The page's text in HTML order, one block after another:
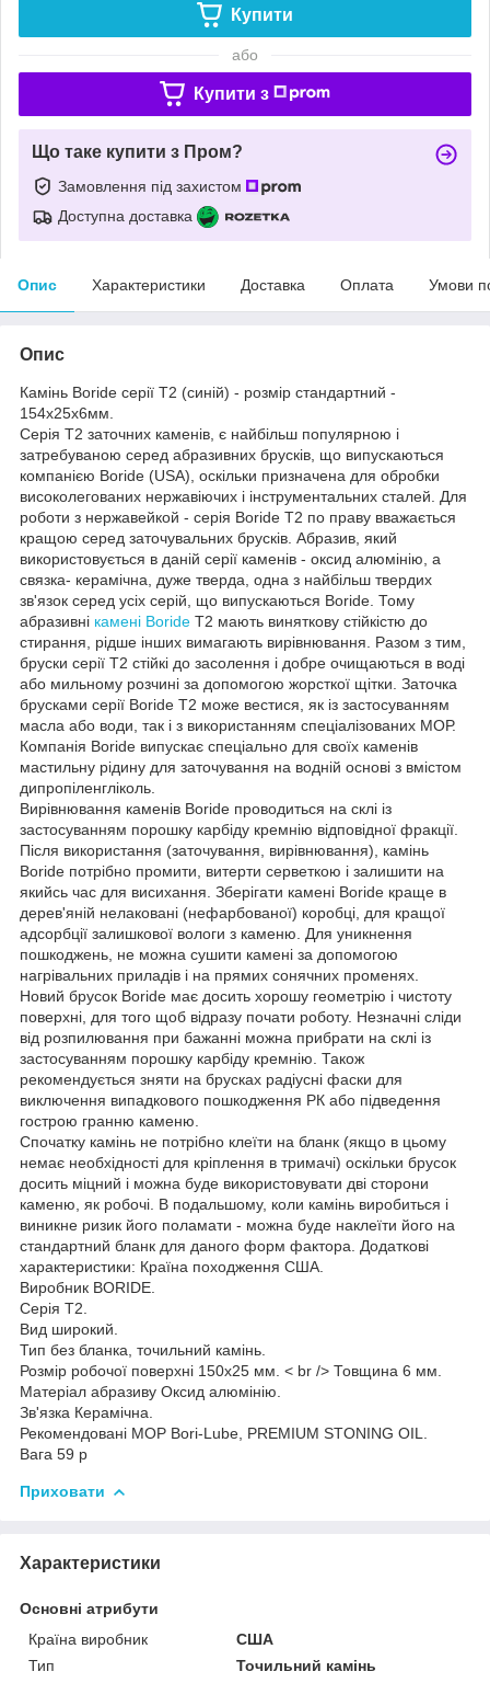
Купити
або
Купити з
Що таке купити з Пром?
Замовлення під захистом
Доступна доставка
Опис Характеристики Доставка Оплата Умови
Опис
Камінь Boride серії Т2 (синій) - розмір стандартний -
154х25х6мм.
Серія T2 заточних каменів, є найбільш популярною і
затребуваною серед абразивних брусків, що випускаються
компанією Boride (USA), оскільки призначена для обробки
високолегованих нержавіючих і інструментальних сталей. Для
роботи з нержавейкой - серія Boride Т2 по праву вважається
кращою серед заточувальних брусків. Абразив, який
використовується в даній серії каменів - оксид алюмінію, а
связка- керамічна, дуже тверда, одна з найбільш твердих
зв'язок серед усіх серій, що випускаються Boride. Тому
абразивні камені Boride T2 мають виняткову стійкістю до
стирання, рідше інших вимагають вирівнювання. Разом з тим,
бруски серії Т2 стійкі до засолення і добре очищаються в воді
або мильному розчині за допомогою жорсткої щітки. Заточка
брусками серії Boride T2 може вестися, як із застосуванням
масла або води, так і з використанням спеціалізованих МОР.
Компанія Boride випускає спеціально для своїх каменів
мастильну рідину для заточування на водній основі з вмістом
дипропіленгліколь.
Вирівнювання каменів Boride проводиться на склі із
застосуванням порошку карбіду кремнію відповідної фракції.
Після використання (заточування, вирівнювання), камінь
Boride потрібно промити, витерти серветкою і залишити на
якийсь час для висихання. Зберігати камені Boride краще в
дерев'яній нелаковані (нефарбованої) коробці, для кращої
адсорбції залишкової вологи з каменю. Для уникнення
пошкоджень, не можна сушити камені за допомогою
нагрівальних приладів і на прямих сонячних променях.
Новий брусок Boride має досить хорошу геометрію і чистоту
поверхні, для того щоб відразу почати роботу. Незначні сліди
від розпилювання при бажанні можна прибрати на склі із
застосуванням порошку карбіду кремнію. Також
рекомендується зняти на брусках радіусні фаски для
виключення випадкового пошкодження РК або підведення
гострою гранню каменю.
Спочатку камінь не потрібно клеїти на бланк (якщо в цьому
немає необхідності для кріплення в тримачі) оскільки брусок
досить міцний і можна буде використовувати дві сторони
каменю, як робочі. В подальшому, коли камінь виробиться і
виникне ризик його поламати - можна буде наклеїти його на
стандартний бланк для даного форм фактора. Додаткові
характеристики: Країна походження США.
Виробник BORIDE.
Серія T2.
Вид широкий.
Тип без бланка, точильний камінь.
Розмір робочої поверхні 150х25 мм. < br /> Товщина 6 мм.
Матеріал абразиву Оксид алюмінію.
Зв'язка Керамічна.
Рекомендовані МОР Bori-Lube, PREMIUM STONING OIL.
Вага 59 р
Приховати
Характеристики
Основні атрибути
Країна виробник
США
Тип
Точильний камінь